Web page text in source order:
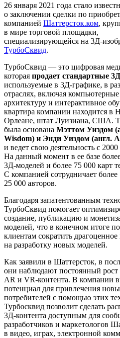
26 января 2021 года стало
о заключении сделки по
компанией Шаттерсток.ком,
в мире торговой площадки,
специализирующейся на 3Д-
ТурбоСквид.
ТурбоСквид — это цифровая
которая продает стандартные
используемые в 3Д-графике, в
отраслях, включая
архитектуру и интерактивное
квартира компании находится в
Орлеане, штат Луизиана, США.
была основана Мэттом Уиздом
Wisdom) и Энди Уиздом (англ.
и ведет свою деятельность с 2000
На данный момент в ее базе
3Д-моделей и более 75 000 карт
С компанией сотрудничает более
25 000 авторов.
Благодаря запатентованным
ТурбоСквид помогает
создание, публикацию и
моделей, что в конечном итоге
клиентам сократить драгоценное
на разработку новых моделей.
Как заявили в Шаттерсток, в
они наблюдают постоянный рост
AR и VR-контента. В компании
потенциал для привлечения
потребителей с помощью этих
Турбосквид позволит сделать
3Д-контента доступным для
разработчиков и маркетологов
в видео, играх, электронной